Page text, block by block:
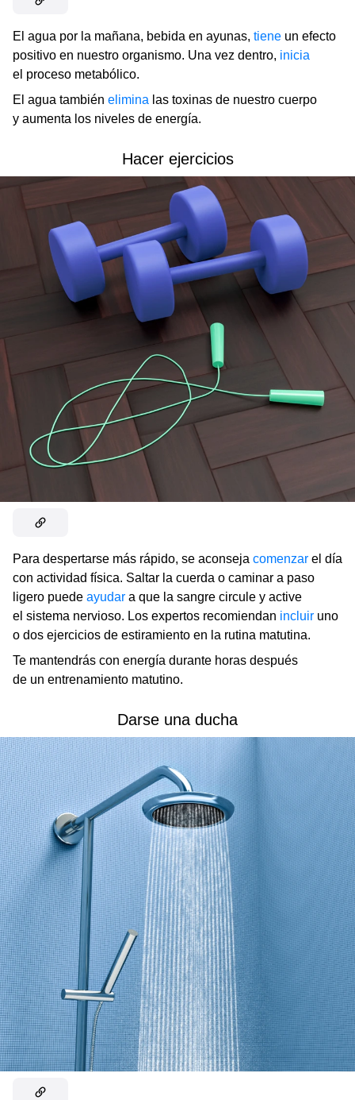
El agua por la mañana, bebida en ayunas, tiene un efecto
positivo en nuestro organismo. Una vez dentro, inicia
el proceso metabólico.
El agua también elimina las toxinas de nuestro cuerpo
y aumenta los niveles de energía.
Hacer ejercicios
Para despertarse más rápido, se aconseja comenzar el día
con actividad física. Saltar la cuerda o caminar a paso
ligero puede ayudar a que la sangre circule y active
el sistema nervioso. Los expertos recomiendan incluir uno
o dos ejercicios de estiramiento en la rutina matutina.
Te mantendrás con energía durante horas después
de un entrenamiento matutino.
Darse una ducha